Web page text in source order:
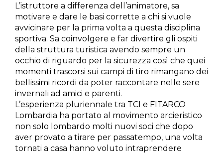
L’istruttore a differenza dell’animatore, sa
motivare e dare le basi corrette a chi si vuole
avvicinare per la prima volta a questa disciplina
sportiva. Sa coinvolgere e far divertire gli ospiti
della struttura turistica avendo sempre un
occhio di riguardo per la sicurezza così che quei
momenti trascorsi sui campi di tiro rimangano dei
bellissimi ricordi da poter raccontare nelle sere
invernali ad amici e parenti.
L’esperienza pluriennale tra TCI e FITARCO
Lombardia ha portato al movimento arcieristico
non solo lombardo molti nuovi soci che dopo
aver provato a tirare per passatempo, una volta
tornati a casa hanno voluto intraprendere